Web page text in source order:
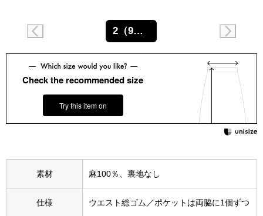
ブーツ
サンダル
その他
革小物
2（9～11号相当）
Check the recommended size
Try this item on
素材 麻100％、裏地なし
仕様 ウエスト総ゴム／ポケットは両脇に1個ずつ